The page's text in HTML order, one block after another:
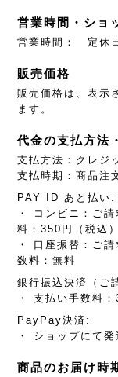
営業時間・ショ
営業時間： 定休
販売価格
販売価格は、表示
ます。
代金の支払方法
支払方法：クレジ
支払時期：商品注
PAY ID あと払い:
・ コンビニ：ご
料：350円（税込）
・ 口座振替：ご
数料：無料
銀行振込決済（ご
・ 支払い手数料：
PayPay決済:
・ ショップにて
商品のお届け時